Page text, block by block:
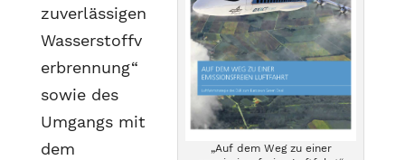
„Auf dem Weg zu einer
zuverlässigen
Wasserstoffv
erbrennung“
sowie des
Umgangs mit
dem